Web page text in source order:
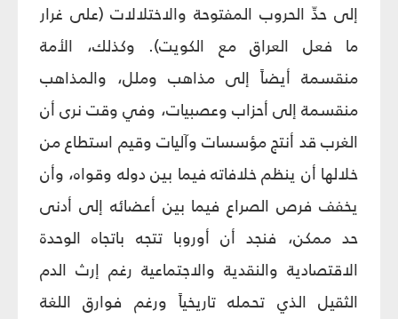
إلى حدِّ الحروب المفتوحة والاختلالات (على غرار
ما فعل العراق مع الكويت). وكذلك، الأمة
منقسمة أيضاً إلى مذاهب وملل، والمذاهب
منقسمة إلى أحزاب وعصبيات، وفي وقت نرى أن
الغرب قد أنتج مؤسسات وآليات وقيم استطاع من
خلالها أن ينظم خلافاته فيما بين دوله وقواه، وأن
يخفف فرص الصراع فيما بين أعضائه إلى أدنى
حد ممكن، فنجد أن أوروبا تتجه باتجاه الوحدة
الاقتصادية والنقدية والاجتماعية رغم إرث الدم
الثقيل الذي تحمله تاريخياً ورغم فوارق اللغة